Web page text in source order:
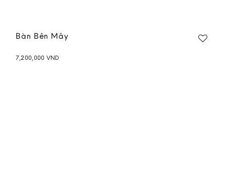
Bàn Bên Mây
7,200,000 VND